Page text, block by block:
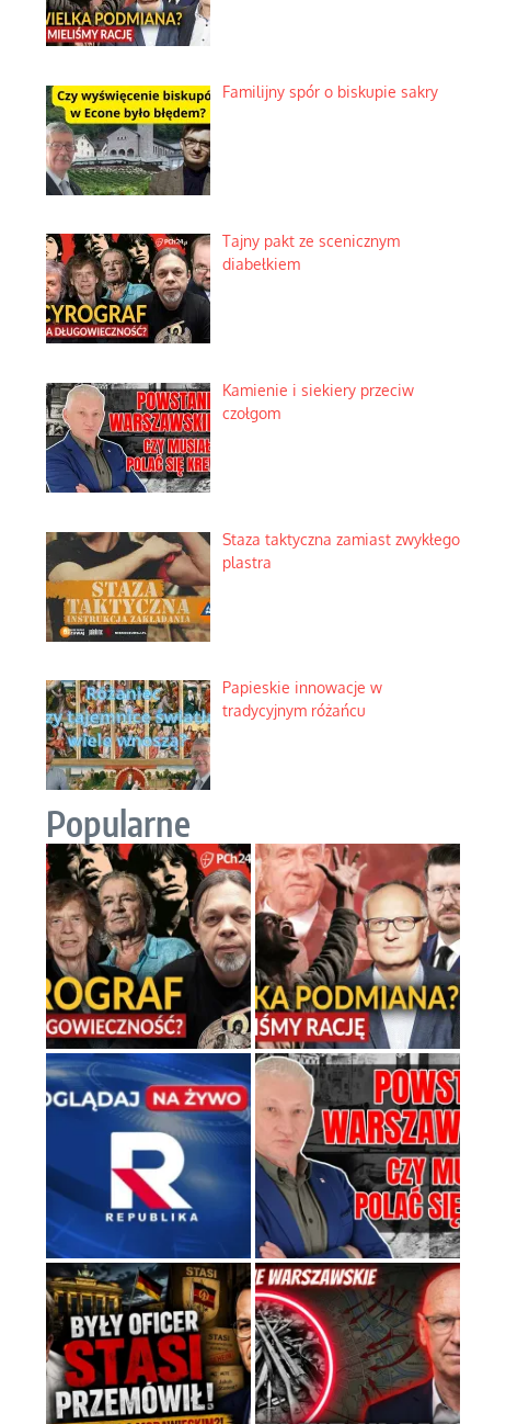
Familijny spór o biskupie sakry
Tajny pakt ze scenicznym
diabełkiem
Kamienie i siekiery przeciw
czołgom
Staza taktyczna zamiast zwykłego
plastra
Papieskie innowacje w
tradycyjnym różańcu
Popularne